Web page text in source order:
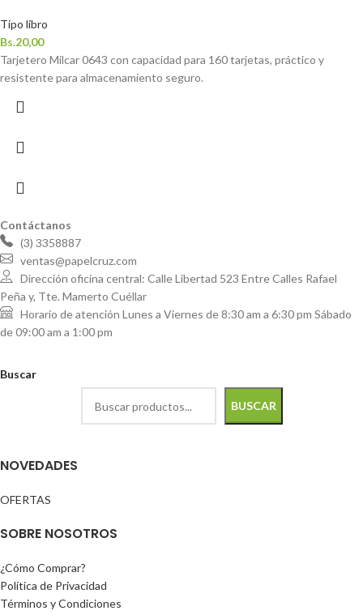
Tipo libro
Bs.20,00
Tarjetero Milcar 0643 con capacidad para 160 tarjetas, práctico y
resistente para almacenamiento seguro.
Contáctanos
(3) 3358887
ventas@papelcruz.com
Dirección oficina central: Calle Libertad 523 Entre Calles Rafael
Peña y, Tte. Mamerto Cuéllar
Horario de atención Lunes a Viernes de 8:30 am a 6:30 pm Sábado
de 09:00 am a 1:00 pm
Buscar
BUSCAR
NOVEDADES
OFERTAS
SOBRE NOSOTROS
¿Cómo Comprar?
Política de Privacidad
Términos y Condiciones